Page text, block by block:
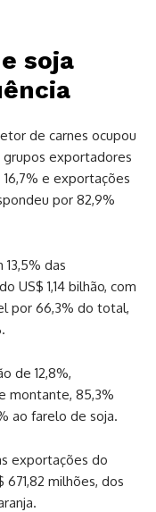
soja
de carnes ocupou
grupos exportadores
e exportações
por 82,9%
das
US$ 1,14 bilhão, com
por 66,3% do total,
de 12,8%,
montante, 85,3%
ao farelo de soja.
exportações do
milhões, dos